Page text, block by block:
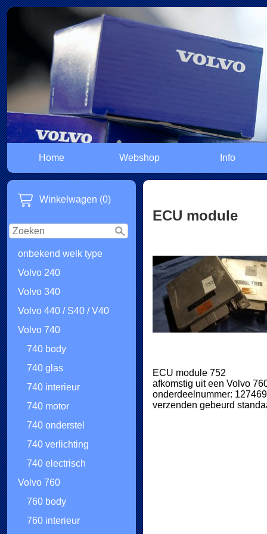
Home Webshop Info
Winkelwagen (0)
onbekend welk type
Volvo 240
Volvo 340
Volvo 440 / S40 / V40
Volvo 740
740 body
740 glas
740 interieur
740 motor
740 onderstel
740 verlichting
740 electrisch
Volvo 760
760 body
760 interieur
ECU module
ECU module 752
afkomstig uit een Volvo
onderdeelnummer:
verzenden gebeurd